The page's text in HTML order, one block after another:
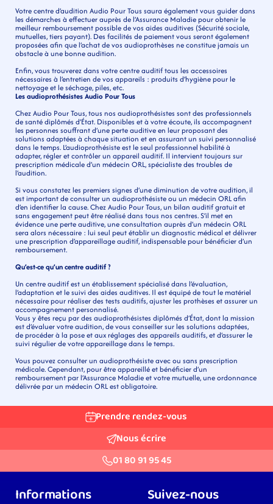
Votre centre d’audition Audio Pour Tous saura également vous guider dans
les démarches à effectuer auprès de l’Assurance Maladie pour obtenir le
meilleur remboursement possible de vos aides auditives (Sécurité sociale,
mutuelles, tiers payant). Des facilités de paiement vous seront également
proposées afin que l’achat de vos audioprothèses ne constitue jamais un
obstacle à une bonne audition.
Enfin, vous trouverez dans votre centre auditif tous les accessoires
nécessaires à l’entretien de vos appareils : produits d’hygiène pour le
nettoyage et le séchage, piles, etc.
Les audioprothésistes Audio Pour Tous
Chez Audio Pour Tous, tous nos audioprothésistes sont des professionnels
de santé diplômés d’État. Disponibles et à votre écoute, ils accompagnent
les personnes souffrant d’une perte auditive en leur proposant des
solutions adaptées à chaque situation et en assurant un suivi personnalisé
dans le temps. L’audioprothésiste est le seul professionnel habilité à
adapter, régler et contrôler un appareil auditif. Il intervient toujours sur
prescription médicale d’un médecin ORL, spécialiste des troubles de
l’audition.
Si vous constatez les premiers signes d’une diminution de votre audition, il
est important de consulter un audioprothésiste ou un médecin ORL afin
d’en identifier la cause. Chez Audio Pour Tous, un bilan auditif gratuit et
sans engagement peut être réalisé dans tous nos centres. S’il met en
évidence une perte auditive, une consultation auprès d’un médecin ORL
sera alors nécessaire : lui seul peut établir un diagnostic médical et délivrer
une prescription d’appareillage auditif, indispensable pour bénéficier d’un
remboursement.
Qu’est-ce qu’un centre auditif ?
Un centre auditif est un établissement spécialisé dans l’évaluation,
l’adaptation et le suivi des aides auditives. Il est équipé de tout le matériel
nécessaire pour réaliser des tests auditifs, ajuster les prothèses et assurer un
accompagnement personnalisé.
Vous y êtes reçu par des audioprothésistes diplômés d’État, dont la mission
est d’évaluer votre audition, de vous conseiller sur les solutions adaptées,
de procéder à la pose et aux réglages des appareils auditifs, et d’assurer le
suivi régulier de votre appareillage dans le temps.
Vous pouvez consulter un audioprothésiste avec ou sans prescription
médicale. Cependant, pour être appareillé et bénéficier d’un
remboursement par l’Assurance Maladie et votre mutuelle, une ordonnance
délivrée par un médecin ORL est obligatoire.
Prendre rendez-vous
Nous écrire
01 80 91 95 45
Informations Suivez-nous